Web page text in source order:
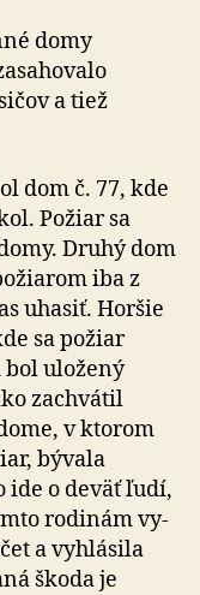
domy
a tiež
dom č. 77, kde
Požiar sa
Druhý dom
iba z
uhasiť. Horšie
sa požiar
uložený
zachvátil
v ktorom
bývala
ide o deväť ľudí,
rodinám vy­
a vyhlásila
škoda je